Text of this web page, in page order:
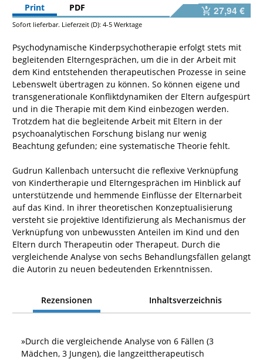
Print
PDF 27,94 €
Sofort lieferbar. Lieferzeit (D): 4-5 Werktage
Psychodynamische Kinderpsychotherapie erfolgt stets mit
begleitenden Elterngesprächen, um die in der Arbeit mit
dem Kind entstehenden therapeutischen Prozesse in seine
Lebenswelt übertragen zu können. So können eigene und
transgenerationale Konfliktdynamiken der Eltern aufgespürt
und in die Therapie mit dem Kind einbezogen werden.
Trotzdem hat die begleitende Arbeit mit Eltern in der
psychoanalytischen Forschung bislang nur wenig
Beachtung gefunden; eine systematische Theorie fehlt.
Gudrun Kallenbach untersucht die reflexive Verknüpfung
von Kindertherapie und Elterngesprächen im Hinblick auf
unterstützende und hemmende Einflüsse der Elternarbeit
auf das Kind. In ihrer theoretischen Konzeptualisierung
versteht sie projektive Identifizierung als Mechanismus der
Verknüpfung von unbewussten Anteilen im Kind und den
Eltern durch Therapeutin oder Therapeut. Durch die
vergleichende Analyse von sechs Behandlungsfällen gelangt
die Autorin zu neuen bedeutenden Erkenntnissen.
Rezensionen Inhaltsverzeichnis
»Durch die vergleichende Analyse von 6 Fällen (3
Mädchen, 3 Jungen), die langzeittherapeutisch